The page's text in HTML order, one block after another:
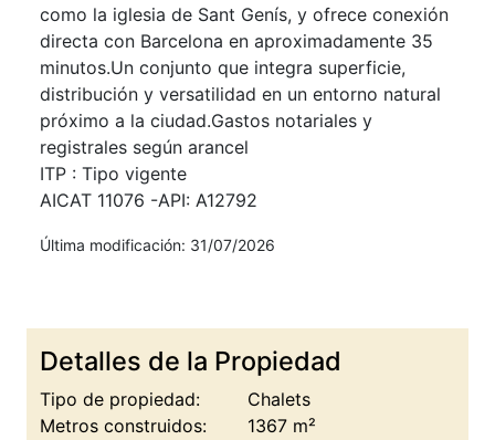
como la iglesia de Sant Genís, y ofrece conexión
directa con Barcelona en aproximadamente 35
minutos.Un conjunto que integra superficie,
distribución y versatilidad en un entorno natural
próximo a la ciudad.Gastos notariales y
registrales según arancel
ITP : Tipo vigente
AICAT 11076 -API: A12792
Última modificación: 31/07/2026
Detalles de la Propiedad
Tipo de propiedad:
Chalets
Metros construidos:
1367 m²